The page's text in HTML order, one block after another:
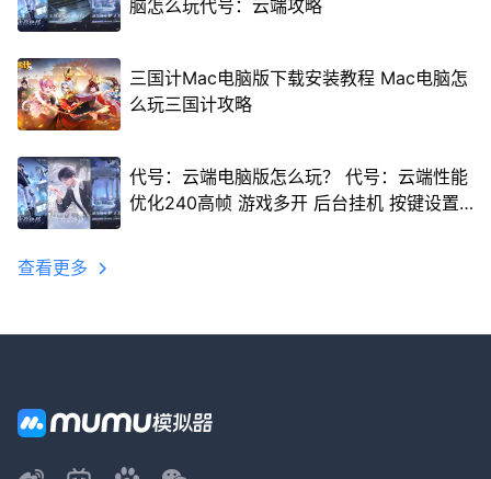
脑怎么玩代号：云端攻略
三国计Mac电脑版下载安装教程 Mac电脑怎
么玩三国计攻略
代号：云端电脑版怎么玩？ 代号：云端性能
优化240高帧 游戏多开 后台挂机 按键设置
查看更多